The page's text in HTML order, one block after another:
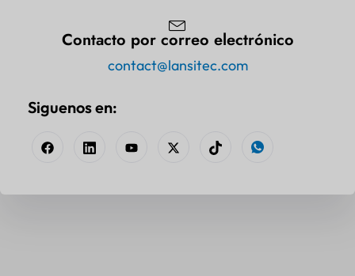
Contacto por correo electrónico
contact@lansitec.com
Siguenos en: